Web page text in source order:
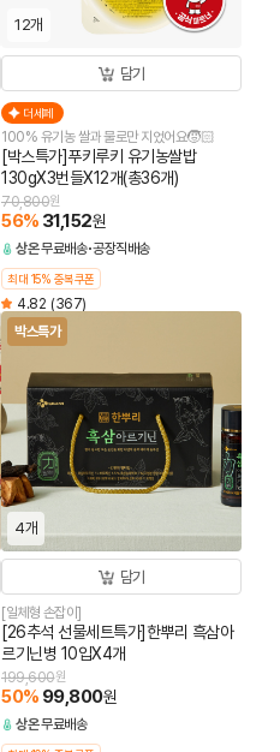
12개
담기
더세페
100% 유기농 쌀과 물로만 지었어요🧒🏻
[박스특가]푸키루키 유기농쌀밥
130gX3번들X12개(총36개)
70,800원
56% 31,152원
상온무료배송 공장직배송
최대 15% 중복쿠폰
4.82 (367)
박스특가
4개
담기
[일체형 손잡이]
[26추석 선물세트특가]한뿌리 흑삼아
르기닌병 10입X4개
199,600원
50% 99,800원
상온무료배송